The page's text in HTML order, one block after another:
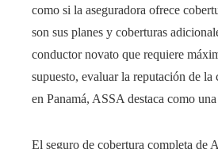
como si la aseguradora ofrece
son sus planes y coberturas
conductor novato que requiere
supuesto, evaluar la reputación de la
en Panamá, ASSA destaca como
El seguro de cobertura completa de